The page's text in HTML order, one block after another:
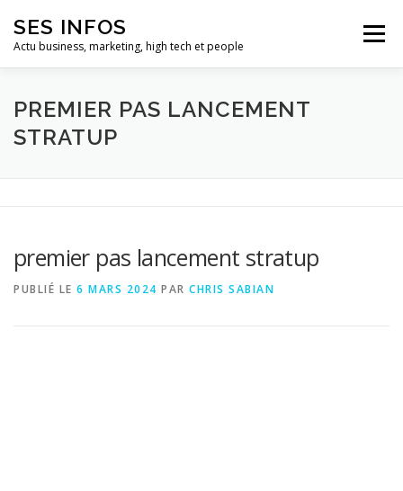
contenu
SES INFOS
Actu business, marketing, high tech et people
Menu
BUSINESS MARKETING
PREMIER PAS LANCEMENT
STRATUP
premier pas lancement stratup
PUBLIÉ LE 6 MARS 2024 PAR CHRIS SABIAN